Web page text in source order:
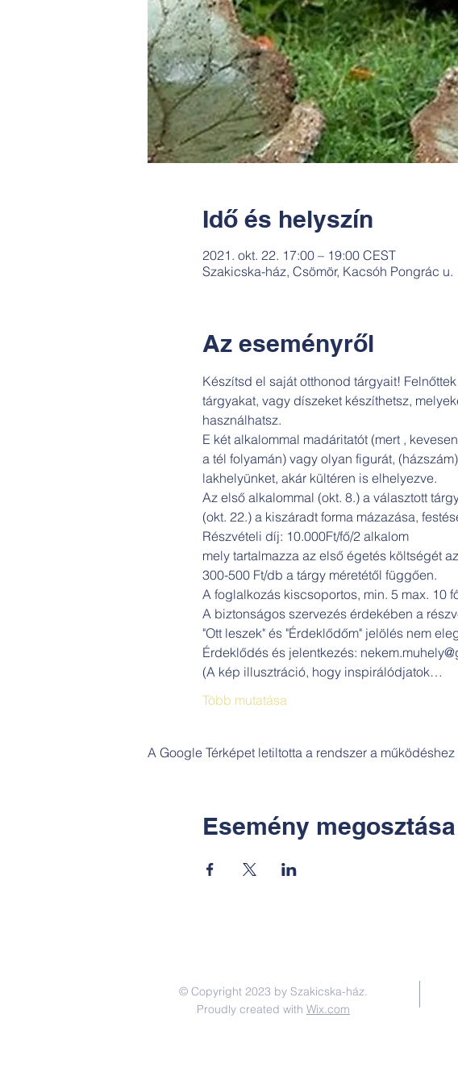
Idő és helyszín
2021. okt. 22. 17:00 – 19:00 CEST
Szakicska-ház, Csömör, Kacsóh Pongrác
Az eseményről
Készítsd el saját otthonod tárgyait!
tárgyakat, vagy díszeket készíthetsz,
használhatsz.
E két alkalommal madáritatót (mert ,
a tél folyamán) vagy olyan figurát,
lakhelyünket, akár kültéren is elhelyezve.
Az első alkalommal (okt. 8.) a választott
(okt. 22.) a kiszáradt forma mázazása,
Részvételi díj: 10.000Ft/fő/2 alkalom
mely tartalmazza az első égetés költségét
300-500 Ft/db a tárgy méretétől függően.
A foglalkozás kiscsoportos, min. 5 max. 10
A biztonságos szervezés érdekében a
"Ott leszek" és "Érdeklődőm" jelölés nem
Érdeklődés és jelentkezés:
(A kép illusztráció, hogy inspirálódjatok…
Több mutatása
A Google Térképet letiltotta a rendszer a
Esemény megosztása
© Copyright 2023 by Szakicska-ház.
Proudly created with Wix.com